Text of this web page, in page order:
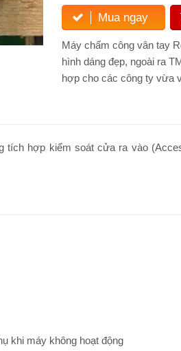
Mua ngay
Máy chấm công vân tay
hình dáng đẹp, ngoài ra
hợp cho các công ty vừa
tích hợp kiểm soát cửa ra vào
khi máy không hoạt động